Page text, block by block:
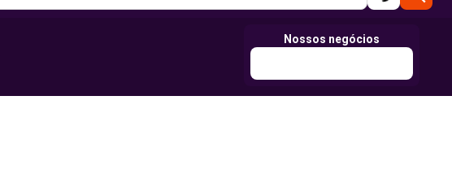
Nossos negócios